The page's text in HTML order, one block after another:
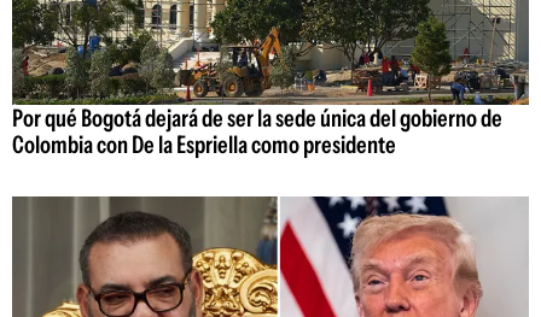
Por qué Bogotá dejará de ser la sede única del gobierno de
Colombia con De la Espriella como presidente